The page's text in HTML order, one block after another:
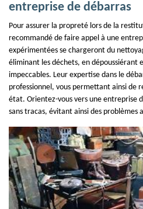
entreprise de débarras
Pour assurer la propreté lors de la
recommandé de faire appel à une
expérimentées se chargeront du
éliminant les déchets, en dépoussiérant
impeccables. Leur expertise dans le
professionnel, vous permettant ainsi de
état. Orientez-vous vers une entreprise
sans tracas, évitant ainsi des problèmes